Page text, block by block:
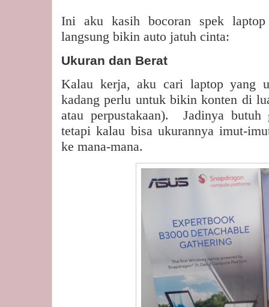
Ini aku kasih bocoran spek
langsung bikin auto jatuh cinta:
Ukuran dan Berat
Kalau kerja, aku cari laptop yang
kadang perlu untuk bikin konten di
atau perpustakaan).
Jadinya butuh
tetapi kalau bisa ukurannya imut-
ke mana-mana.